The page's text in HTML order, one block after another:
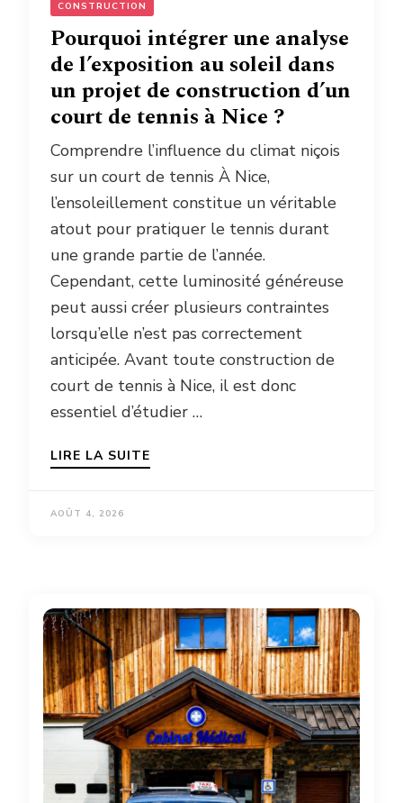
CONSTRUCTION
Pourquoi intégrer une analyse
de l’exposition au soleil dans
un projet de construction d’un
court de tennis à Nice ?
Comprendre l’influence du climat niçois
sur un court de tennis À Nice,
l’ensoleillement constitue un véritable
atout pour pratiquer le tennis durant
une grande partie de l’année.
Cependant, cette luminosité généreuse
peut aussi créer plusieurs contraintes
lorsqu’elle n’est pas correctement
anticipée. Avant toute construction de
court de tennis à Nice, il est donc
essentiel d’étudier …
LIRE LA SUITE
AOÛT 4, 2026